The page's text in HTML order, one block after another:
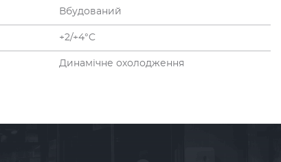
Вбудований
+2/+4°C
Динамічне охолодження